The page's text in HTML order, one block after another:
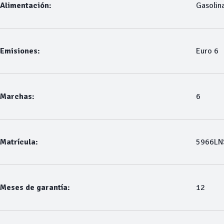
Alimentación:
Emisiones: Euro 6
Marchas: 6
Matrícula:
Meses de garantía: 12